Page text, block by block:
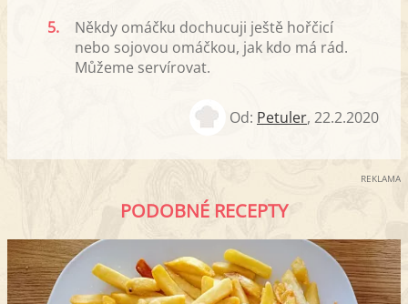
5.
Někdy omáčku dochucuji ještě hořčicí
nebo sojovou omáčkou, jak kdo má rád.
Můžeme servírovat.
Od: Petuler, 22.2.2020
REKLAMA
PODOBNÉ RECEPTY